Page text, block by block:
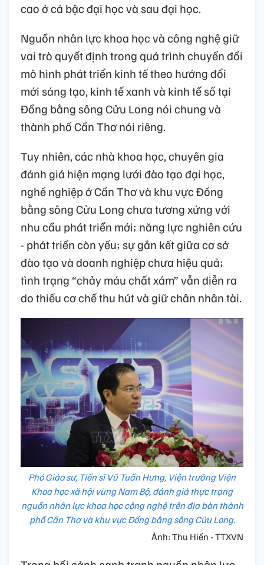
cao ở cả bậc đại học và sau đại học.
Nguồn nhân lực khoa học và công nghệ giữ
vai trò quyết định trong quá trình chuyển đổi
mô hình phát triển kinh tế theo hướng đổi
mới sáng tạo, kinh tế xanh và kinh tế số tại
Đồng bằng sông Cửu Long nói chung và
thành phố Cần Thơ nói riêng.
Tuy nhiên, các nhà khoa học, chuyên gia
đánh giá hiện mạng lưới đào tạo đại học,
nghề nghiệp ở Cần Thơ và khu vực Đồng
bằng sông Cửu Long chưa tương xứng với
nhu cầu phát triển mới; năng lực nghiên cứu
- phát triển còn yếu; sự gắn kết giữa cơ sở
đào tạo và doanh nghiệp chưa hiệu quả;
tình trạng “chảy máu chất xám” vẫn diễn ra
do thiếu cơ chế thu hút và giữ chân nhân tài.
Phó Giáo sư, Tiến sĩ Vũ Tuấn Hưng, Viện trưởng Viện
Khoa học xã hội vùng Nam Bộ, đánh giá thực trạng
nguồn nhân lực khoa học công nghệ trên địa bàn thành
phố Cần Thơ và khu vực Đồng bằng sông Cửu Long.
Ảnh: Thu Hiền - TTXVN